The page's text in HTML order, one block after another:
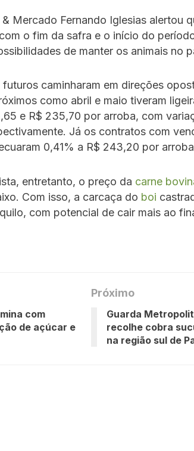
Mercado Fernando Iglesias alertou
o fim da safra e o início do
de manter os animais no
caminharam em direções
como abril e maio tiveram
e R$ 235,70 por arroba, com
Já os contratos com
0,41% a R$ 243,20 por
entretanto, o preço da carne
Com isso, a carcaça do boi
com potencial de cair mais ao
com
de açúcar e
Próximo
Guarda
recolhe cobra
na região sul de